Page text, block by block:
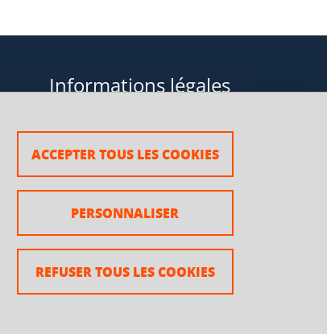
ACCEPTER TOUS LES COOKIES
REFUSER TOUS LES COOKIES
PERSONNALISER
Informations légales
Plan du site
Mentions légales
Crédits
Accessibilité : non conforme